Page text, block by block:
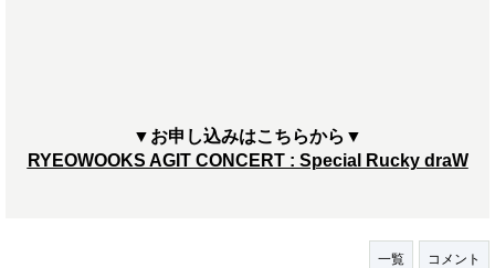
▼お申し込みはこちらから▼
RYEOWOOKS AGIT CONCERT : Special Rucky draW
一覧 コメント